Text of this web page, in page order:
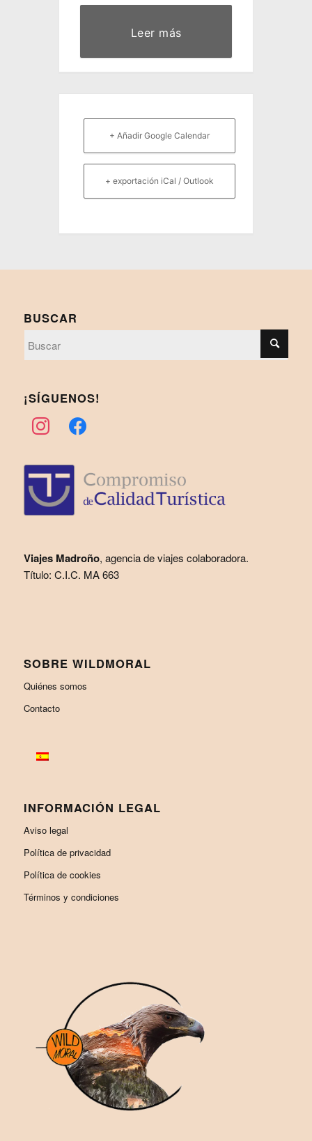
Leer más
+ Añadir Google Calendar
+ exportación iCal / Outlook
BUSCAR
¡SÍGUENOS!
instagramfacebook
Viajes Madroño, agencia de viajes colaboradora.
Título: C.I.C. MA 663
SOBRE WILDMORAL
Quiénes somos
Contacto
INFORMACIÓN LEGAL
Aviso legal
Política de privacidad
Política de cookies
Términos y condiciones